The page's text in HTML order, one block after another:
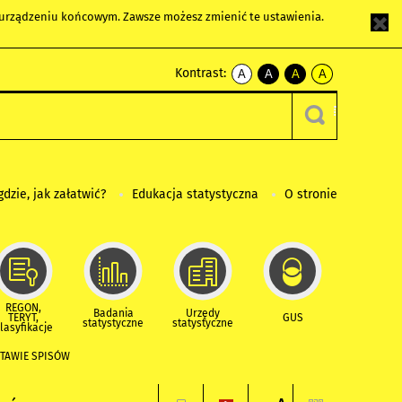
końcowym. Zawsze możesz zmienić te ustawienia.
Kontrast:
A
kontrast
A
kontrast
czarnym
A
kontrast
żółty
tekst
czarnym
A
kontrast
czarny
tekst
żółtym
jak załatwić? Edukacja statystyczna O stronie
REGON,
TERYT, Badania
statystyczne
Urzędy
statystyczne GUS
SPISÓW